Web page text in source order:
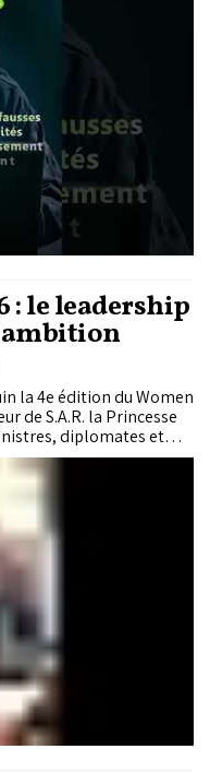
: le leadership
la 4e édition du Women
de S.A.R. la Princesse
diplomates et
fait du leadership
atlantique voulue